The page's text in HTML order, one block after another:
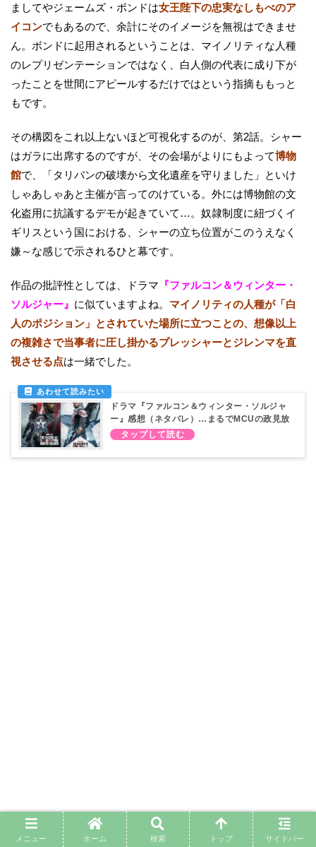
ましてやジェームズ・ボンドは女王陛下の忠実なしもべのア
イコンでもあるので、余計にそのイメージを無視はできませ
ん。ボンドに起用されるということは、マイノリティな人種
のレプリゼンテーションではなく、白人側の代表に成り下が
ったことを世間にアピールするだけではという指摘ももっと
もです。
その構図をこれ以上ないほど可視化するのが、第2話。シャー
はガラに出席するのですが、その会場がよりにもよって博物
館で、「タリバンの破壊から文化遺産を守りました」といけ
しゃあしゃあと主催が言ってのけている。外には博物館の文
化盗用に抗議するデモが起きていて…。奴隷制度に紐づくイ
ギリスという国における、シャーの立ち位置がこのうえなく
嫌～な感じで示されるひと幕です。
作品の批評性としては、ドラマ 『ファルコン＆ウィンター・
ソルジャー』 に似ていますよね。 マイノリティの人種が「白
人のポジション」とされていた場所に立つことの、想像以上
の複雑さで当事者に圧し掛かるプレッシャーとジレンマを直
視させる点は一緒でした。
ドラマ『ファルコン＆ウィンター・ソルジャ
ー』感想（ネタバレ）…まるでMCUの政見放
送
なぜ俺が謝らないといけないんだ！
メニュー ホーム 検索 トップ サイドバー